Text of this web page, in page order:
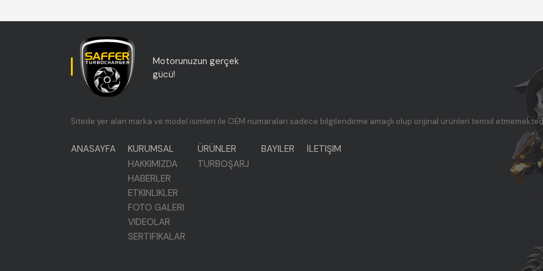
Motorunuzun gerçek
gücü!
Sitede yer alan marka ve model isimleri ile OEM numaraları sadece bilgilendirme amaçlı olup orijinal ürünleri temsil
ANASAYFA
KURUMSAL
HAKKIMIZDA
HABERLER
ETKINLIKLER
FOTO GALERI
VIDEOLAR
SERTIFIKALAR
ÜRÜNLER
TURBOŞARJ
BAYILER İLETIŞIM